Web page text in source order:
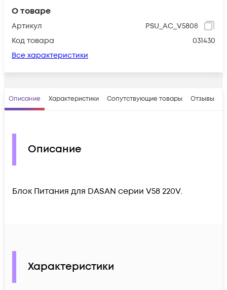
О товаре
Артикул
PSU_AC_V5808
Код товара
031430
Все характеристики
Описание Характеристики Сопутствующие товары Отзывы
Описание
Блок Питания для DASAN серии V58 220V.
Характеристики